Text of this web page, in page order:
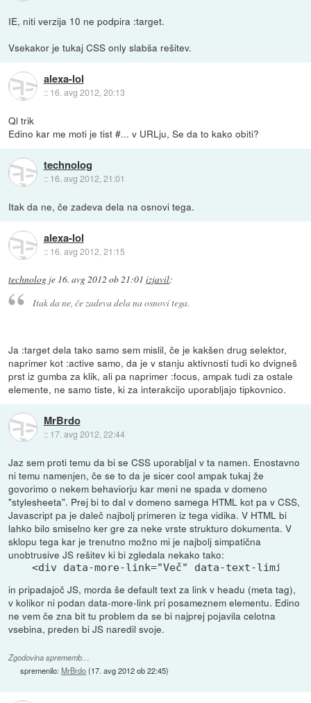
IE, niti verzija 10 ne podpira :target.
Vsekakor je tukaj CSS only slabša rešitev.
alexa-lol
:: 16. avg 2012, 20:13
Ql trik
Edino kar me moti je tist #... v URLju, Se da to kako obiti?
technolog
:: 16. avg 2012, 21:01
Itak da ne, če zadeva dela na osnovi tega.
alexa-lol
:: 16. avg 2012, 21:15
technolog je 16. avg 2012 ob 21:01 izjavil:
Itak da ne, če zadeva dela na osnovi tega.
Ja :target dela tako samo sem mislil, če je kakšen drug selektor,
naprimer kot :active samo, da je v stanju aktivnosti tudi ko dvigneš
prst iz gumba za klik, ali pa naprimer :focus, ampak tudi za ostale
elemente, ne samo tiste, ki za interakcijo uporabljajo tipkovnico.
MrBrdo
:: 17. avg 2012, 22:44
Jaz sem proti temu da bi se CSS uporabljal v ta namen. Enostavno
ni temu namenjen, če se to da je sicer cool ampak tukaj že
govorimo o nekem behaviorju kar meni ne spada v domeno
"stylesheeta". Prej bi to dal v domeno samega HTML kot pa v CSS,
Javascript pa je daleč najbolj primeren iz tega vidika. V HTML bi
lahko bilo smiselno ker gre za neke vrste strukturo dokumenta. V
sklopu tega kar je trenutno možno mi je najbolj simpatična
unobtrusive JS rešitev ki bi zgledala nekako tako:
<div data-more-link="Več" data-text-
in pripadajoč JS, morda še default text za link v headu (meta tag),
v kolikor ni podan data-more-link pri posameznem elementu. Edino
ne vem če zna bit tu problem da se bi najprej pojavila celotna
vsebina, preden bi JS naredil svoje.
Zgodovina sprememb…
spremenilo:MrBrdo(17. avg 2012 ob 22:45)